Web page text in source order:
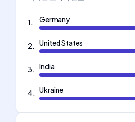
1. Germany
2. United States
3. India
4. Ukraine